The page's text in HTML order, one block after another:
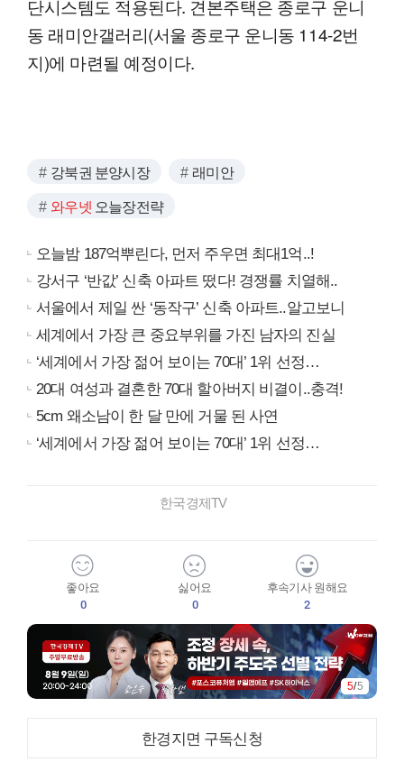
단시스템도 적용된다. 견본주택은 종로구 운니
동 래미안갤러리(서울 종로구 운니동 114-2번
지)에 마련될 예정이다.
강북권 분양시장 래미안
와우넷 오늘장전략
오늘밤 187억뿌린다, 먼저 주우면 최대1억..!
강서구 ‘반값’ 신축 아파트 떴다! 경쟁률 치열해..
서울에서 제일 싼 ‘동작구’ 신축 아파트..알고보니
세계에서 가장 큰 중요부위를 가진 남자의 진실
‘세계에서 가장 젊어 보이는 70대’ 1위 선정…
20대 여성과 결혼한 70대 할아버지 비결이..충격!
5cm 왜소남이 한 달 만에 거물 된 사연
‘세계에서 가장 젊어 보이는 70대’ 1위 선정…
한국경제TV
좋아요
0
싫어요
0
후속기사 원해요
2
5/5
한경지면 구독신청